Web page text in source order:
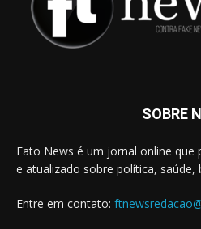
SOBRE
Fato News é um jornal online que
e atualizado sobre política, saúde,
Entre em contato: